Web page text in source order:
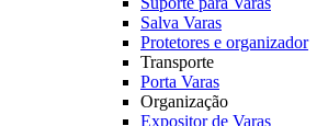
Salva Varas
Protetores e organizador
Transporte
Porta Varas
Organização
Expositor de Varas